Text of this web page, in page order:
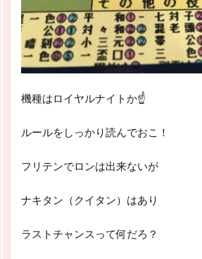
機種はロイヤルナイトか☝
ルールをしっかり読んでおこ！
フリテンでロンは出来ないが
ナキタン（クイタン）はあり
ラストチャンスって何だろ？